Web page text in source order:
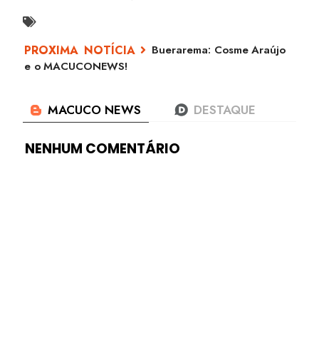
Buerarema: Cosme Araújo
e o MACUCONEWS!
NENHUM COMENTÁRIO